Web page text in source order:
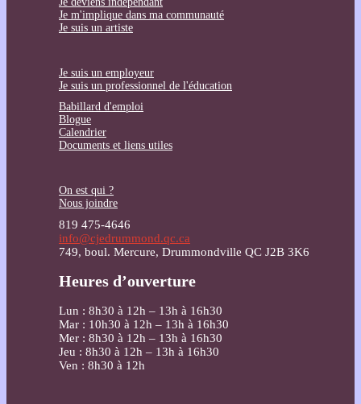
Je m'implique dans ma communauté
Je suis un artiste
Je suis un employeur
Je suis un professionnel de l'éducation
Babillard d'emploi
Blogue
Calendrier
Documents et liens utiles
On est qui ?
Nous joindre
819 475-4646
info@cjedrummond.qc.ca
749, boul. Mercure, Drummondville QC J2B 3K6
Heures d’ouverture
Lun : 8h30 à 12h – 13h à 16h30
Mar : 10h30 à 12h – 13h à 16h30
Mer : 8h30 à 12h – 13h à 16h30
Jeu : 8h30 à 12h – 13h à 16h30
Ven : 8h30 à 12h